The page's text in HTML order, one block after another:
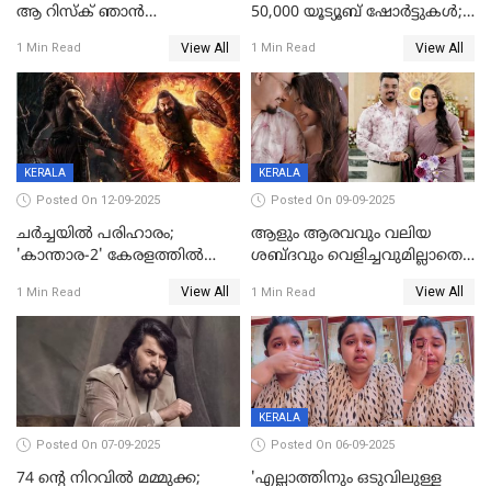
ആ റിസ്ക് ഞാൻ
മനസിലായി, കടുത്ത
തീരുമാനവുമായി ഐശ്വര്യ
ലക്ഷ്മി
1 Min Read View All
50,000 യൂട്യൂബ് ഷോര്‍ട്ടുകള്‍;
ഹിറ്റായി ഓണം മൂഡ് ഗാനം
1 Min Read View All
KERALA
Posted On 12-09-2025
ചർച്ചയിൽ പരിഹാരം;
'കാന്താര-2' കേരളത്തിൽ
ഫിയോക്ക്
1 Min Read View All
KERALA
Posted On 09-09-2025
ആളും ആരവവും വലിയ
ശബ്ദവും വെളിച്ചവുമില്ലാതെ
വിവാഹിതയായെന്ന്‌ നടി ​
ഗ്രേസ് ആന്റണി
1 Min Read View All
Posted On 07-09-2025
74 ന്റെ നിറവിൽ മമ്മുക്ക;
KERALA
Posted On 06-09-2025
'എല്ലാത്തിനും ഒടുവിലുള്ള